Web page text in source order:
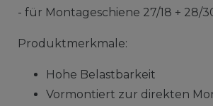
- für Montageschiene 27/18 + 28/
Produktmerkmale:
Hohe Belastbarkeit
Vormontiert zur direkten